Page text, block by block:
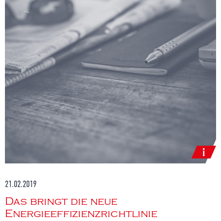
21.02.2019
Das bringt die neue
Energieeffizienzrichtlinie